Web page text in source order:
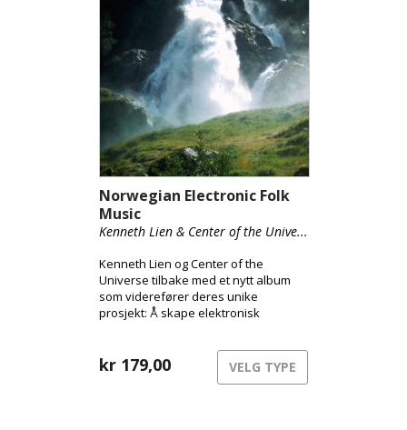
Norwegian Electronic Folk
Music
Kenneth Lien & Center of the Unive...
Kenneth Lien og Center of the
Universe tilbake med et nytt album
som viderefører deres unike
prosjekt: Å skape elektronisk
kr 179,00 VELG TYPE